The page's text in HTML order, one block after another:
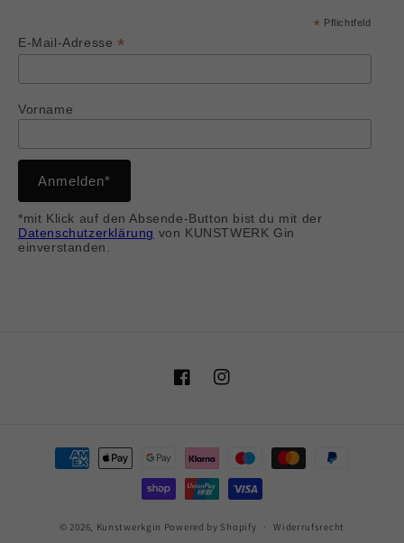
* Pflichtfeld
E-Mail-Adresse *
Vorname
*mit Klick auf den Absende-Button bist du mit der
Datenschutzerklärung von KUNSTWERK Gin
einverstanden.
FacebookInstagram
Zahlungsmethoden
© 2026, Kunstwerkgin Powered by Shopify Widerrufsrecht